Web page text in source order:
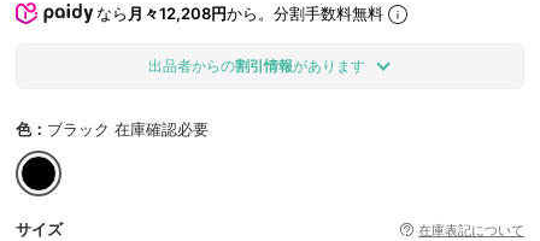
なら月々12,208円から。分割手数料無料
出品者からの割引情報があります
色： ブラック 在庫確認必要
サイズ 在庫表記について